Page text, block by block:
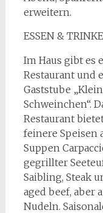
erweitern.
ESSEN &
Im Haus gibt es
Restaurant und
Gaststube
Schweinchen“.
Restaurant
feinere Speisen
Suppen
gegrillter
Saibling, Steak
aged beef, aber
Nudeln.